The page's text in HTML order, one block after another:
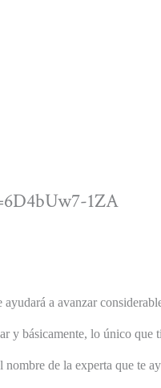
1ZA
a avanzar
y básicamente, lo único que
de la experta que te